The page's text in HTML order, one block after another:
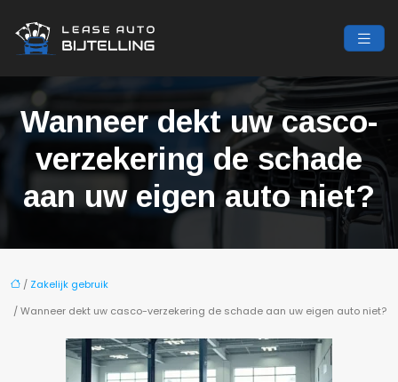
Wanneer dekt uw casco-
verzekering de schade
aan uw eigen auto niet?
/ Zakelijk gebruik
/ Wanneer dekt uw casco-verzekering de schade aan uw eigen auto niet?